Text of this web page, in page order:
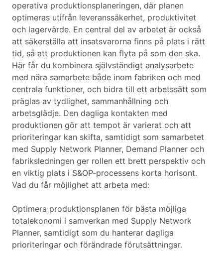
operativa produktionsplaneringen, där planen
optimeras utifrån leveranssäkerhet, produktivitet
och lagervärde. En central del av arbetet är också
att säkerställa att insatsvarorna finns på plats i rätt
tid, så att produktionen kan flyta på som den ska.
Här får du kombinera självständigt analysarbete
med nära samarbete både inom fabriken och med
centrala funktioner, och bidra till ett arbetssätt som
präglas av tydlighet, sammanhållning och
arbetsglädje. Den dagliga kontakten med
produktionen gör att tempot är varierat och att
prioriteringar kan skifta, samtidigt som samarbetet
med Supply Network Planner, Demand Planner och
fabriksledningen ger rollen ett brett perspektiv och
en viktig plats i S&OP-processens korta horisont.
Vad du får möjlighet att arbeta med:
Optimera produktionsplanen för bästa möjliga
totalekonomi i samverkan med Supply Network
Planner, samtidigt som du hanterar dagliga
prioriteringar och förändrade förutsättningar.